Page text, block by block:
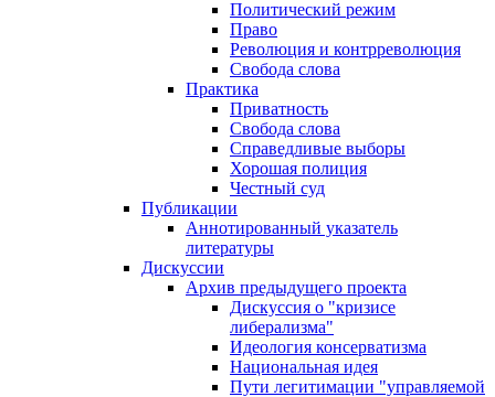
Политический режим
Право
Революция и контрреволюция
Свобода слова
Практика
Приватность
Свобода слова
Справедливые выборы
Хорошая полиция
Честный суд
Публикации
Аннотированный указатель
литературы
Дискуссии
Архив предыдущего проекта
Дискуссия о "кризисе
либерализма"
Идеология консерватизма
Национальная идея
Пути легитимации "управляемой